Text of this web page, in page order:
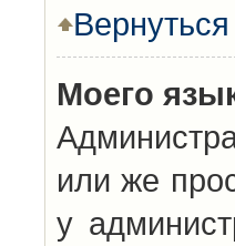
Моего
или же
у